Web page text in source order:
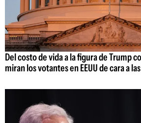
Del costo de vida a la figura de Trump
miran los votantes en EEUU de cara a